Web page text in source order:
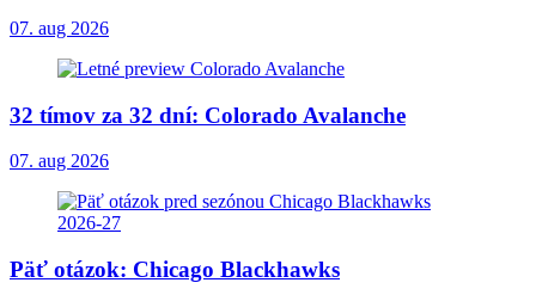
07. aug 2026
32 tímov za 32 dní: Colorado Avalanche
07. aug 2026
Päť otázok: Chicago Blackhawks